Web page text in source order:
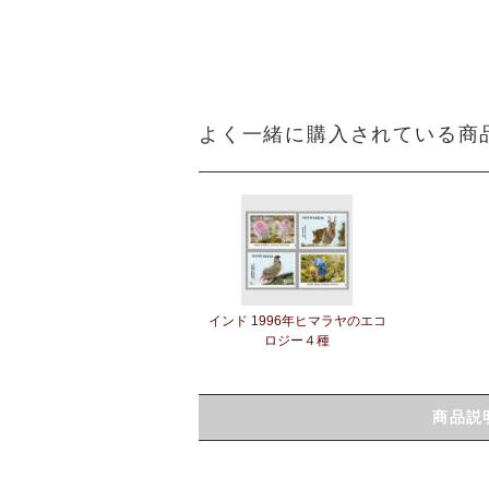
よく一緒に購入されている商
インド 1996年ヒマラヤのエコ
ロジー４種
商品説